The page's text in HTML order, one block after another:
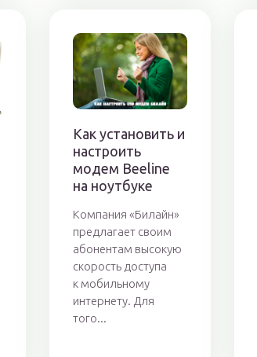
Как установить и
настроить
модем Beeline
на ноутбуке
Компания «Билайн»
предлагает своим
абонентам высокую
скорость доступа
к мобильному
интернету. Для
того...